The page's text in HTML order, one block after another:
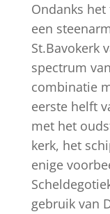
Ondanks
een
St.Bavokerk
spectrum
combinatie
eerste helft
met het
kerk, het
enige
gebruik van